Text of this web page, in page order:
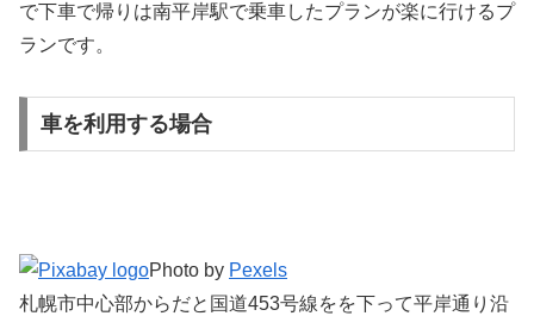
で下車で帰りは南平岸駅で乗車したプランが楽に行けるプ
ランです。
車を利用する場合
Photo by Pexels
札幌市中心部からだと国道453号線をを下って平岸通り沿